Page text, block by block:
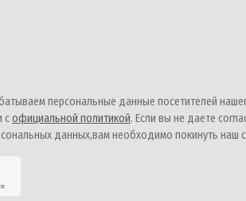
персональные данные посетителей
софициальной политикой. Если вы не даете
данных,вам необходимо покинуть наш